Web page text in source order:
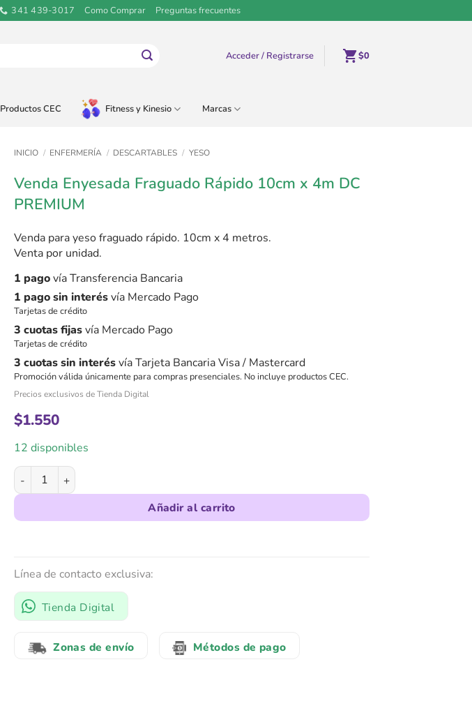
341 439-3017 Como Comprar Preguntas frecuentes
Acceder / Registrarse $0
Productos CEC Fitness y Kinesio Marcas
INICIO / ENFERMERÍA / DESCARTABLES / YESO
Venda Enyesada Fraguado Rápido 10cm x 4m DC
PREMIUM
Venda para yeso fraguado rápido. 10cm x 4 metros.
Venta por unidad.
1 pagovía Transferencia Bancaria
1 pago sin interésvía Mercado Pago
Tarjetas de crédito
3 cuotas fijasvía Mercado Pago
Tarjetas de crédito
3 cuotas sin interésvía Tarjeta Bancaria Visa / Mastercard
Promoción válida únicamente para compras presenciales. No incluye productos CEC.
Precios exclusivos de Tienda Digital
$1.550
12 disponibles
Venda Enyesada Fraguado Rápido 10cm x 4m DC PREMIUM cantidad
Añadir al carrito
Línea de contacto exclusiva:
Tienda Digital
Zonas de envío Métodos de pago